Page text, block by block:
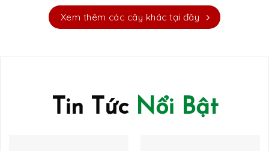
Xem thêm các cây khác tại đây
Tin Tức Nổi Bật